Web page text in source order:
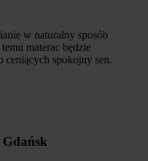
w naturalny sposób
materac będzie
ceniących spokojny sen.